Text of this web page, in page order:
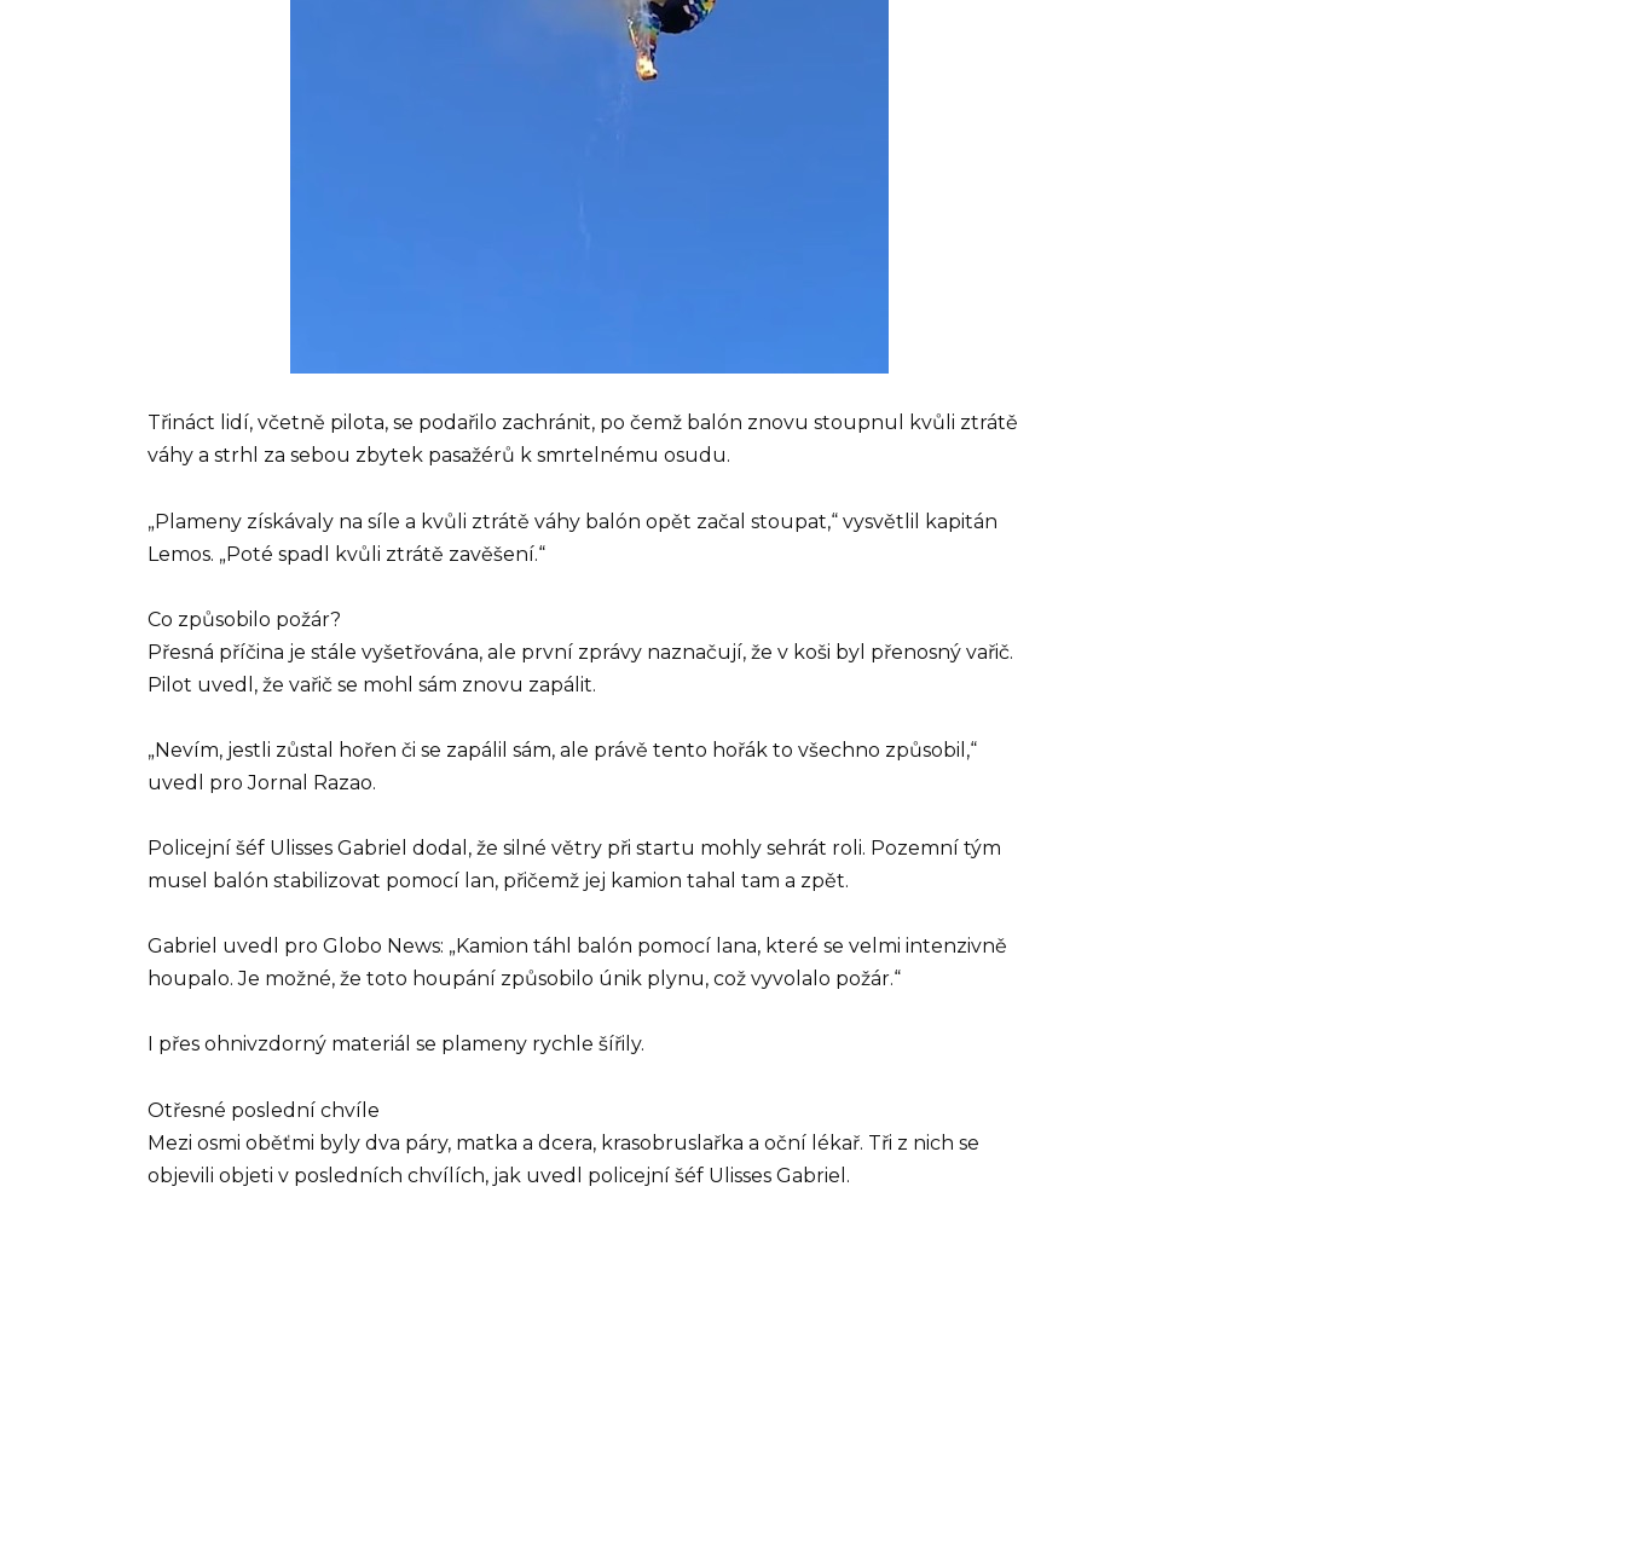
Třináct lidí, včetně pilota, se podařilo zachránit, po čemž balón znovu stoupnul kvůli ztrátě
váhy a strhl za sebou zbytek pasažérů k smrtelnému osudu.
„Plameny získávaly na síle a kvůli ztrátě váhy balón opět začal stoupat,“ vysvětlil kapitán
Lemos. „Poté spadl kvůli ztrátě zavěšení.“
Co způsobilo požár?
Přesná příčina je stále vyšetřována, ale první zprávy naznačují, že v koši byl přenosný vařič.
Pilot uvedl, že vařič se mohl sám znovu zapálit.
„Nevím, jestli zůstal hořen či se zapálil sám, ale právě tento hořák to všechno způsobil,“
uvedl pro Jornal Razao.
Policejní šéf Ulisses Gabriel dodal, že silné větry při startu mohly sehrát roli. Pozemní tým
musel balón stabilizovat pomocí lan, přičemž jej kamion tahal tam a zpět.
Gabriel uvedl pro Globo News: „Kamion táhl balón pomocí lana, které se velmi intenzivně
houpalo. Je možné, že toto houpání způsobilo únik plynu, což vyvolalo požár.“
I přes ohnivzdorný materiál se plameny rychle šířily.
Otřesné poslední chvíle
Mezi osmi oběťmi byly dva páry, matka a dcera, krasobruslařka a oční lékař. Tři z nich se
objevili objeti v posledních chvílích, jak uvedl policejní šéf Ulisses Gabriel.